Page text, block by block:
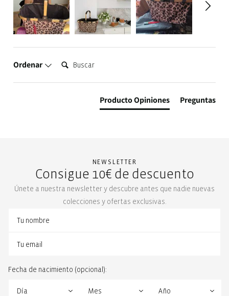
Ordenar Buscar:
Producto Opiniones Preguntas
NEWSLETTER
Consigue 10€ de descuento
Únete a nuestra newsletter y descubre antes que nadie nuevas
colecciones y ofertas exclusivas.
Fecha de nacimiento (opcional):